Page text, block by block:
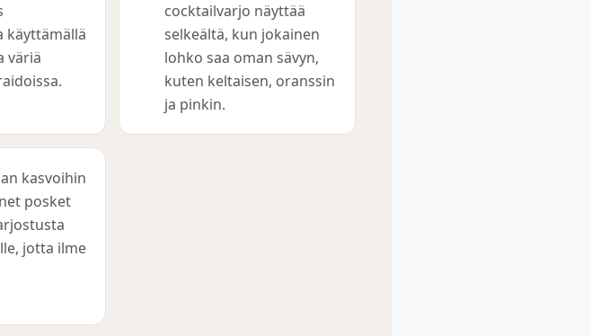
käyttämällä
väriä
cocktailvarjo näyttää
selkeältä, kun jokainen
lohko saa oman sävyn,
kuten keltaisen, oranssin
ja pinkin.
kasvoihin
posket
jotta ilme